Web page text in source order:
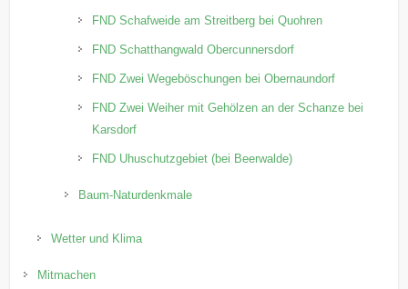
FND Schafweide am Streitberg bei Quohren
FND Schatthangwald Obercunnersdorf
FND Zwei Wegeböschungen bei Obernaundorf
FND Zwei Weiher mit Gehölzen an der Schanze bei
Karsdorf
FND Uhuschutzgebiet (bei Beerwalde)
Baum-Naturdenkmale
Wetter und Klima
Mitmachen